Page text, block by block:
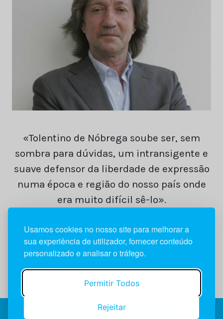
Usamos cookies no nosso site para melhorar a
sua experiência de utilizador, fornecer conteúdo
personalizado e analisar o tráfego.
Permitir Todos
Rejeitar
«Tolentino de Nóbrega soube ser, sem
sombra para dúvidas, um intransigente e
suave defensor da liberdade de expressão
numa época e região do nosso país onde
era muito difícil sê-lo».
Francisco Teixeira da Mota